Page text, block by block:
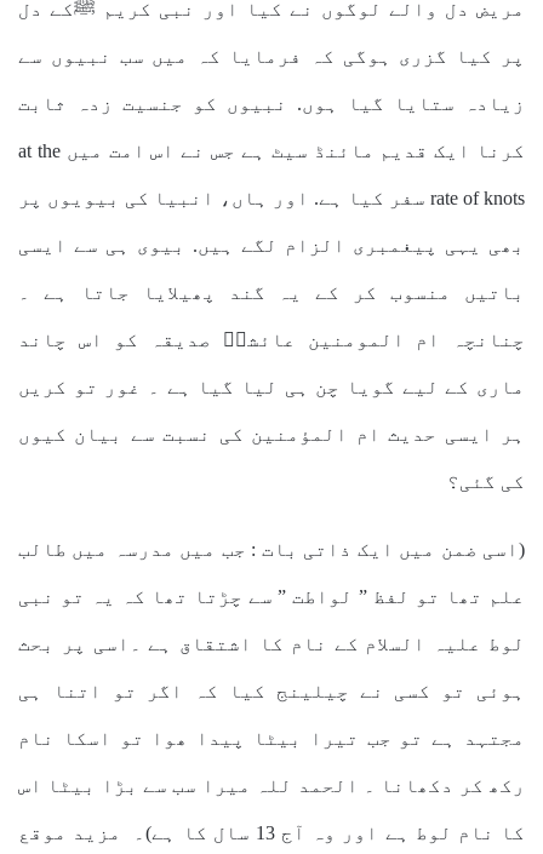
مریض دل والے لوگوں نے کیا اور نبی کریم ﷺکے دل
پر کیا گزری ہوگی کہ فرمایا کہ میں سب نبیوں سے
زیادہ ستایا گیا ہوں. نبیوں کو جنسیت زدہ ثابت
کرنا ایک قدیم مائنڈ سیٹ ہے جس نے اس امت میں at the
rate of knots سفر کیا ہے. اور ہاں، انبیا کی بیویوں پر
بھی یہی پیغمبری الزام لگے ہیں. بیوی ہی سے ایسی
باتیں منسوب کر کے یہ گند پھیلایا جاتا ہے ۔
چنانچہ ام المومنین عائشہؓ صدیقہ کو اس چاند
ماری کے لیے گویا چن ہی لیا گیا ہے ۔ غور تو کریں
ہر ایسی حدیث ام المؤمنین کی نسبت سے بیان کیوں
کی گئی؟
(اسی ضمن میں ایک ذاتی بات : جب میں مدرسہ میں طالب
علم تھا تو لفظ ” لواطت ” سے چڑتا تھا کہ یہ تو نبی
لوط علیہ السلام کے نام کا اشتقاق ہے ۔اسی پر بحث
ہوئی تو کسی نے چیلینج کیا کہ اگر تو اتنا ہی
مجتہد ہے تو جب تیرا بیٹا پیدا ھوا تو اسکا نام
رکھ کر دکھانا ۔ الحمد للہ میرا سب سے بڑا بیٹا اس
کا نام لوط ہے اور وہ آج 13 سال کا ہے)۔ مزید موقع